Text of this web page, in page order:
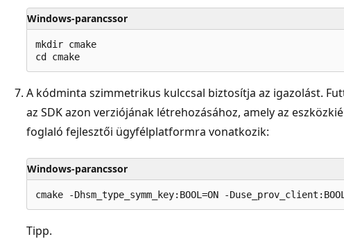
Windows-parancssor
mkdir cmake
A kódminta szimmetrikus kulccsal biztosítja az igazolást.
az SDK azon verziójának létrehozásához, amely az
foglaló fejlesztői ügyfélplatformra vonatkozik:
Windows-parancssor
Tipp.